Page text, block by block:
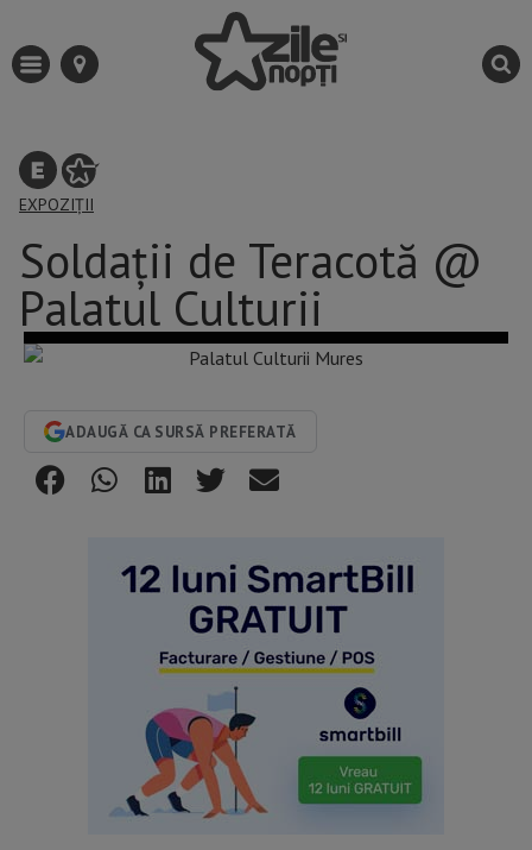
EXPOZIȚII
Soldații de Teracotă @
Palatul Culturii
ADAUGĂ CA SURSĂ PREFERATĂ